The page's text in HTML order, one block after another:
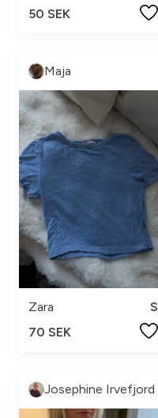
50 SEK
Maja
Zara
S
70 SEK
Josephine Irvefjord